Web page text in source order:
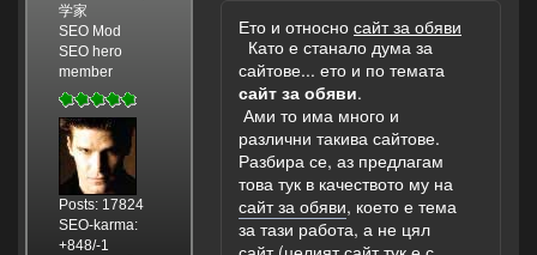
学家
SEO Mod
SEO hero
member
Posts: 17824
SEO-karma:
+848/-1
Ето и относно сайт за обяви
Като е станало дума за
сайтове... ето и по темата
сайт за обяви.
Ами то има много и
различни такива сайтове.
Разбира се, аз предлагам
това тук в качеството му на
сайт за обяви, което е тема
за тази работа, а не цял